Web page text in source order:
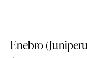
Enebro